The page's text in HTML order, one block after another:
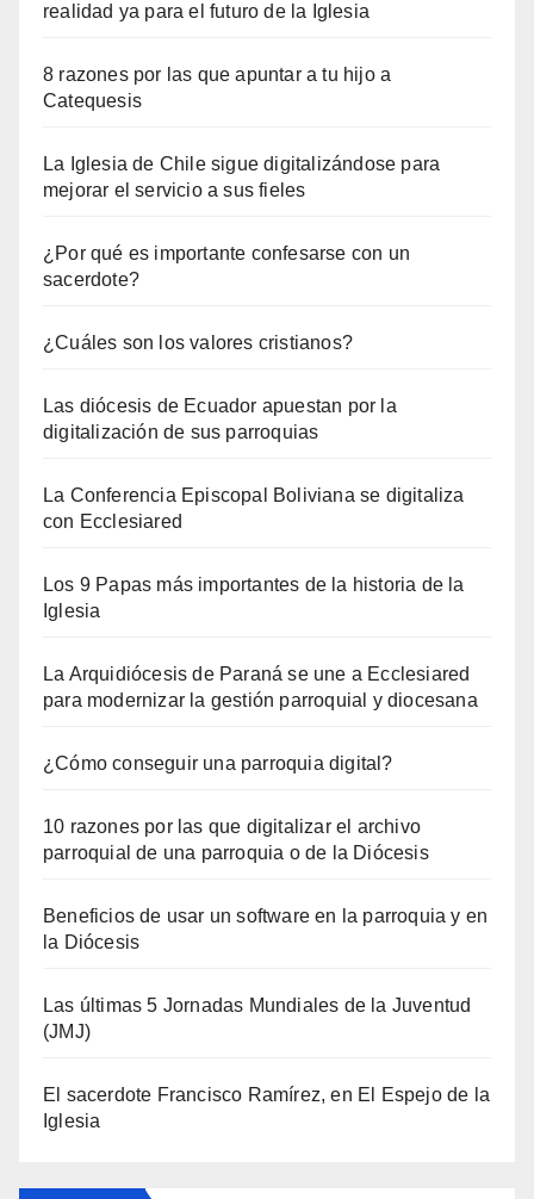
realidad ya para el futuro de la Iglesia
8 razones por las que apuntar a tu hijo a
Catequesis
La Iglesia de Chile sigue digitalizándose para
mejorar el servicio a sus fieles
¿Por qué es importante confesarse con un
sacerdote?
¿Cuáles son los valores cristianos?
Las diócesis de Ecuador apuestan por la
digitalización de sus parroquias
La Conferencia Episcopal Boliviana se digitaliza
con Ecclesiared
Los 9 Papas más importantes de la historia de la
Iglesia
La Arquidiócesis de Paraná se une a Ecclesiared
para modernizar la gestión parroquial y diocesana
¿Cómo conseguir una parroquia digital?
10 razones por las que digitalizar el archivo
parroquial de una parroquia o de la Diócesis
Beneficios de usar un software en la parroquia y en
la Diócesis
Las últimas 5 Jornadas Mundiales de la Juventud
(JMJ)
El sacerdote Francisco Ramírez, en El Espejo de la
Iglesia